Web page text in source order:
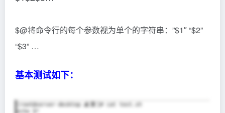
$@将命令行的每个参数视为单个的字符串：”$1″ “$2”
“$3” …
基本测试如下：